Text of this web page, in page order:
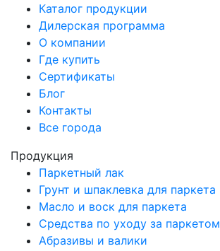
Каталог продукции
Дилерская программа
О компании
Где купить
Сертификаты
Блог
Контакты
Все города
Продукция
Паркетный лак
Грунт и шпаклевка для паркета
Масло и воск для паркета
Средства по уходу за паркетом
Абразивы и валики